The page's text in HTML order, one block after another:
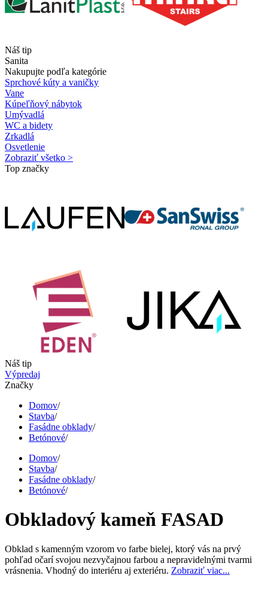
Náš tip
Sanita
Nakupujte podľa kategórie
Sprchové kúty a vaničky
Vane
Kúpeľňový nábytok
Umývadlá
WC a bidety
Zrkadlá
Osvetlenie
Zobraziť všetko >
Top značky
Náš tip
Výpredaj
Značky
Domov/
Stavba/
Fasádne obklady/
Betónové/
Domov/
Stavba/
Fasádne obklady/
Betónové/
Obkladový kameň FASAD
Obklad s kamenným vzorom vo farbe bielej, ktorý vás na prvý
pohľad očarí svojou nezvyčajnou farbou a nepravidelnými tvarmi
vrásnenia. Vhodný do interiéru aj exteriéru. Zobraziť viac...